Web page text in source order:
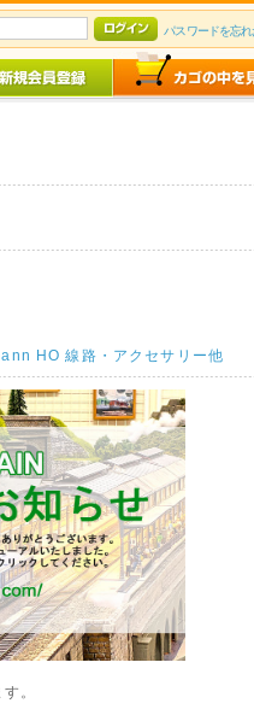
パスワードを忘
HO 線路・アクセサリー他
。